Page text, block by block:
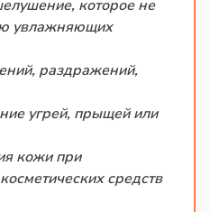
которое не
увлажняющих
раздражений,
угрей, прыщей или
кожи при
средств